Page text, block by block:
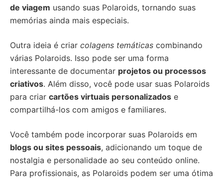
de viagem usando suas Polaroids, tornando suas
memórias ainda mais especiais.
Outra ideia é criar colagens temáticas combinando
várias Polaroids. Isso pode ser uma forma
interessante de documentar projetos ou processos
criativos. Além disso, você pode usar suas Polaroids
para criar cartões virtuais personalizados e
compartilhá-los com amigos e familiares.
Você também pode incorporar suas Polaroids em
blogs ou sites pessoais, adicionando um toque de
nostalgia e personalidade ao seu conteúdo online.
Para profissionais, as Polaroids podem ser uma ótima